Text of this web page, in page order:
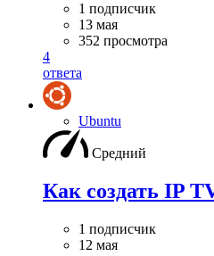
1 подписчик
13 мая
352 просмотра
4
ответа
Ubuntu
Средний
Как создать IP
1 подписчик
12 мая